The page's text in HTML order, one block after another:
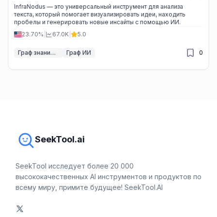
InfraNodus — это универсальный инструмент для анализа
текста, который помогает визуализировать идеи, находить
пробелы и генерировать новые инсайты с помощью ИИ.
23.70%
67.0K 5.0
Граф знаний ИИ Граф ИИ 0
SeekTool.ai
SeekTool исследует более 20 000
высококачественных AI инструментов и продуктов по
всему миру, примите будущее! SeekTool.AI